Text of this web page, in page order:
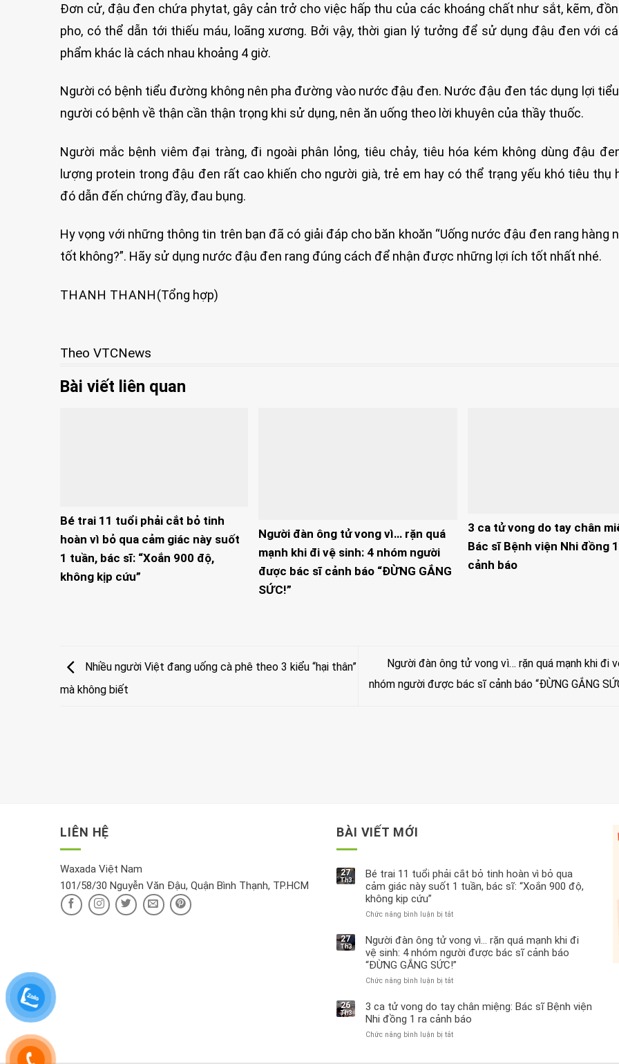
Đơn cử, đậu đen chứa phytat, gây cản trở cho việc hấp thu của các khoáng chất như sắt, kẽm,
pho, có thể dẫn tới thiếu máu, loãng xương. Bởi vậy, thời gian lý tưởng để sử dụng đậu đen với
phẩm khác là cách nhau khoảng 4 giờ.
Người có bệnh tiểu đường không nên pha đường vào nước đậu đen. Nước đậu đen tác dụng lợi
người có bệnh về thận cần thận trọng khi sử dụng, nên ăn uống theo lời khuyên của thầy thuốc.
Người mắc bệnh viêm đại tràng, đi ngoài phân lỏng, tiêu chảy, tiêu hóa kém không dùng đậu
lượng protein trong đậu đen rất cao khiến cho người già, trẻ em hay có thể trạng yếu khó tiêu thụ
đó dẫn đến chứng đầy, đau bụng.
Hy vọng với những thông tin trên bạn đã có giải đáp cho băn khoăn “Uống nước đậu đen rang hàng
tốt không?”. Hãy sử dụng nước đậu đen rang đúng cách để nhận được những lợi ích tốt nhất nhé.
THANH THANH(Tổng hợp)
Theo VTCNews
Bài viết liên quan
Bé trai 11 tuổi phải cắt bỏ tinh
hoàn vì bỏ qua cảm giác này suốt
1 tuần, bác sĩ: “Xoắn 900 độ,
không kịp cứu”
Người đàn ông tử vong vì… rặn quá
mạnh khi đi vệ sinh: 4 nhóm người
được bác sĩ cảnh báo “ĐỪNG GẮNG
SỨC!”
3 ca tử vong do tay chân
Bác sĩ Bệnh viện Nhi đồng
cảnh báo
Nhiều người Việt đang uống cà phê theo 3 kiểu “hại thân”
mà không biết
Người đàn ông tử vong vì… rặn quá mạnh khi đi
nhóm người được bác sĩ cảnh báo “ĐỪNG GẮNG
LIÊN HỆ
Waxada Việt Nam
101/58/30 Nguyễn Văn Đậu, Quận Bình Thạnh, TP.HCM
BÀI VIẾT MỚI
27
Th3
Bé trai 11 tuổi phải cắt bỏ tinh hoàn vì bỏ qua
cảm giác này suốt 1 tuần, bác sĩ: “Xoắn 900 độ,
không kịp cứu”
Chức năng bình luận bị tắtở
trai
11
tuổi
cắt
tinh
hoàn
vì
bỏ
27
Th3
Người đàn ông tử vong vì… rặn quá mạnh khi đi
vệ sinh: 4 nhóm người được bác sĩ cảnh báo
“ĐỪNG GẮNG SỨC!”
Chức năng bình luận bị tắtở
đàn
ông
tử
vong
26
Th3
3 ca tử vong do tay chân miệng: Bác sĩ Bệnh viện
Nhi đồng 1 ra cảnh báo
Chức năng bình luận bị tắtở